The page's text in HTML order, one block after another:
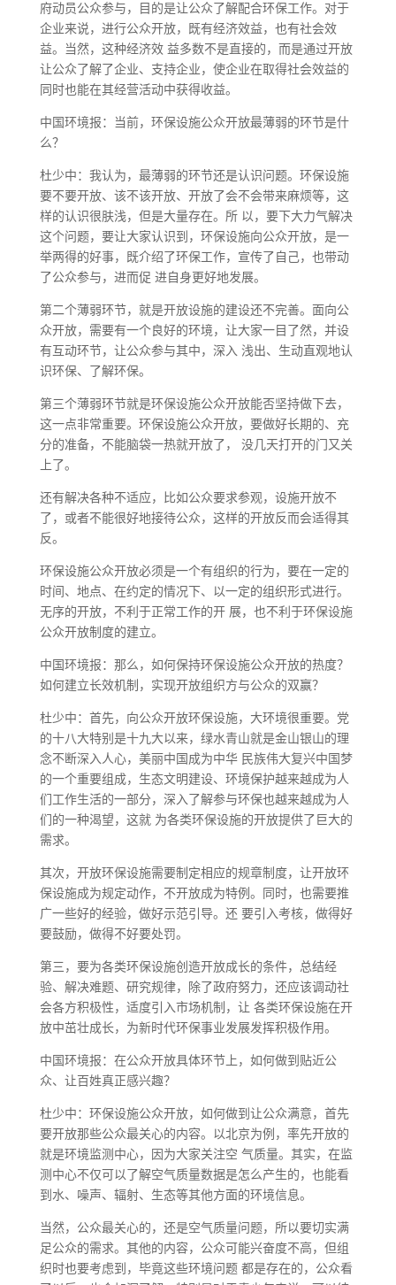
府动员公众参与，目的是让公众了解配合环保工作。对于
企业来说，进行公众开放，既有经济效益，也有社会效
益。当然，这种经济效 益多数不是直接的，而是通过开放
让公众了解了企业、支持企业，使企业在取得社会效益的
同时也能在其经营活动中获得收益。
中国环境报：当前，环保设施公众开放最薄弱的环节是什
么？
杜少中：我认为，最薄弱的环节还是认识问题。环保设施
要不要开放、该不该开放、开放了会不会带来麻烦等，这
样的认识很肤浅，但是大量存在。所 以，要下大力气解决
这个问题，要让大家认识到，环保设施向公众开放，是一
举两得的好事，既介绍了环保工作，宣传了自己，也带动
了公众参与，进而促 进自身更好地发展。
第二个薄弱环节，就是开放设施的建设还不完善。面向公
众开放，需要有一个良好的环境，让大家一目了然，并设
有互动环节，让公众参与其中，深入 浅出、生动直观地认
识环保、了解环保。
第三个薄弱环节就是环保设施公众开放能否坚持做下去，
这一点非常重要。环保设施公众开放，要做好长期的、充
分的准备，不能脑袋一热就开放了， 没几天打开的门又关
上了。
还有解决各种不适应，比如公众要求参观，设施开放不
了，或者不能很好地接待公众，这样的开放反而会适得其
反。
环保设施公众开放必须是一个有组织的行为，要在一定的
时间、地点、在约定的情况下、以一定的组织形式进行。
无序的开放，不利于正常工作的开 展，也不利于环保设施
公众开放制度的建立。
中国环境报：那么，如何保持环保设施公众开放的热度？
如何建立长效机制，实现开放组织方与公众的双赢？
杜少中：首先，向公众开放环保设施，大环境很重要。党
的十八大特别是十九大以来，绿水青山就是金山银山的理
念不断深入人心，美丽中国成为中华 民族伟大复兴中国梦
的一个重要组成，生态文明建设、环境保护越来越成为人
们工作生活的一部分，深入了解参与环保也越来越成为人
们的一种渴望，这就 为各类环保设施的开放提供了巨大的
需求。
其次，开放环保设施需要制定相应的规章制度，让开放环
保设施成为规定动作，不开放成为特例。同时，也需要推
广一些好的经验，做好示范引导。还 要引入考核，做得好
要鼓励，做得不好要处罚。
第三，要为各类环保设施创造开放成长的条件，总结经
验、解决难题、研究规律，除了政府努力，还应该调动社
会各方积极性，适度引入市场机制，让 各类环保设施在开
放中茁壮成长，为新时代环保事业发展发挥积极作用。
中国环境报：在公众开放具体环节上，如何做到贴近公
众、让百姓真正感兴趣？
杜少中：环保设施公众开放，如何做到让公众满意，首先
要开放那些公众最关心的内容。以北京为例，率先开放的
就是环境监测中心，因为大家关注空 气质量。其实，在监
测中心不仅可以了解空气质量数据是怎么产生的，也能看
到水、噪声、辐射、生态等其他方面的环境信息。
当然，公众最关心的，还是空气质量问题，所以要切实满
足公众的需求。其他的内容，公众可能兴奋度不高，但组
织时也要考虑到，毕竟这些环境问题 都是存在的，公众看